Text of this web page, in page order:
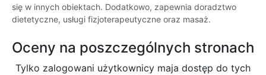
się w innych obiektach. Dodatkowo, zapewnia doradztwo
dietetyczne, usługi fizjoterapeutyczne oraz masaż.
Oceny na poszczególnych stronach
Tylko zalogowani użytkownicy maja dostęp do tych